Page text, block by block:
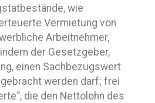
wie
Vermietung von
Arbeitnehmer,
der Gesetzgeber,
einen Sachbezugswert
werden darf; frei
die den Nettolohn des